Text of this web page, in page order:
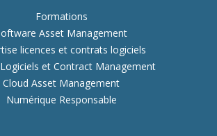
Formations
Asset Management
licences et contrats logiciels
et Contract Management
Cloud Asset Management
Numérique Responsable